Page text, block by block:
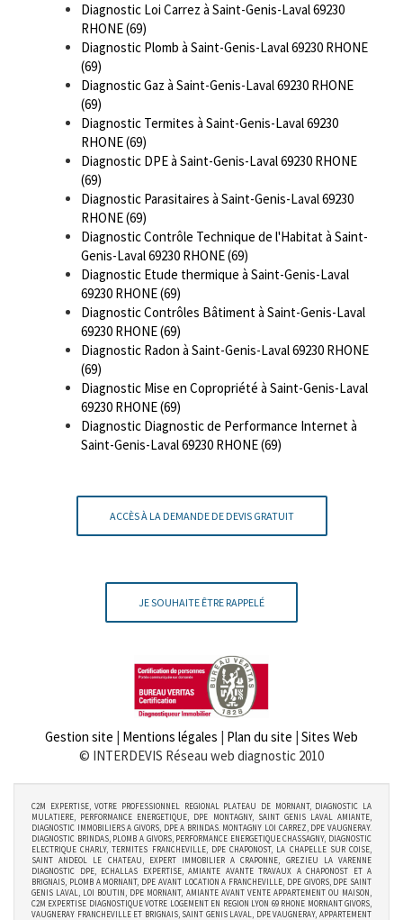
Diagnostic Loi Carrez à Saint-Genis-Laval 69230
RHONE (69)
Diagnostic Plomb à Saint-Genis-Laval 69230 RHONE
(69)
Diagnostic Gaz à Saint-Genis-Laval 69230 RHONE
(69)
Diagnostic Termites à Saint-Genis-Laval 69230
RHONE (69)
Diagnostic DPE à Saint-Genis-Laval 69230 RHONE
(69)
Diagnostic Parasitaires à Saint-Genis-Laval 69230
RHONE (69)
Diagnostic Contrôle Technique de l'Habitat à Saint-
Genis-Laval 69230 RHONE (69)
Diagnostic Etude thermique à Saint-Genis-Laval
69230 RHONE (69)
Diagnostic Contrôles Bâtiment à Saint-Genis-Laval
69230 RHONE (69)
Diagnostic Radon à Saint-Genis-Laval 69230 RHONE
(69)
Diagnostic Mise en Copropriété à Saint-Genis-Laval
69230 RHONE (69)
Diagnostic Diagnostic de Performance Internet à
Saint-Genis-Laval 69230 RHONE (69)
ACCÈS À LA DEMANDE DE DEVIS GRATUIT
JE SOUHAITE ÊTRE RAPPELÉ
Gestion site Mentions légales Plan du site Sites Web
© INTERDEVIS Réseau web diagnostic 2010
C2M EXPERTISE, VOTRE PROFESSIONNEL REGIONAL PLATEAU DE MORNANT, DIAGNOSTIC LA
MULATIERE, PERFORMANCE ENERGETIQUE, DPE MONTAGNY, SAINT GENIS LAVAL AMIANTE,
DIAGNOSTIC IMMOBILIERS A GIVORS, DPE A BRINDAS. MONTAGNY LOI CARREZ, DPE VAUGNERAY.
DIAGNOSTIC BRINDAS, PLOMB A GIVORS, PERFORMANCE ENERGETIQUE CHASSAGNY, DIAGNOSTIC
ELECTRIQUE CHARLY, TERMITES FRANCHEVILLE, DPE CHAPONOST, LA CHAPELLE SUR COISE,
SAINT ANDEOL LE CHATEAU, EXPERT IMMOBILIER A CRAPONNE, GREZIEU LA VARENNE
DIAGNOSTIC DPE, ECHALLAS EXPERTISE, AMIANTE AVANTE TRAVAUX A CHAPONOST ET A
BRIGNAIS, PLOMB A MORNANT, DPE AVANT LOCATION A FRANCHEVILLE, DPE GIVORS, DPE SAINT
GENIS LAVAL, LOI BOUTIN, DPE MORNANT, AMIANTE AVANT VENTE APPARTEMENT OU MAISON,
C2M EXPERTISE DIAGNOSTIQUE VOTRE LOGEMENT EN REGION LYON 69 RHONE MORNANT GIVORS,
VAUGNERAY FRANCHEVILLE ET BRIGNAIS, SAINT GENIS LAVAL, DPE VAUGNERAY, APPARTEMENT